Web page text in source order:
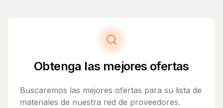
Obtenga las mejores ofertas
Buscaremos las mejores ofertas para su lista de
materiales de nuestra red de proveedores.